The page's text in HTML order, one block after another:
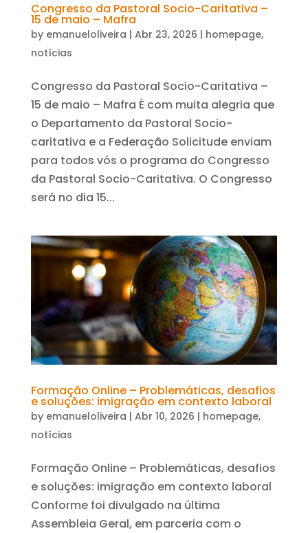
Congresso da Pastoral Socio-Caritativa –
15 de maio – Mafra
by emanueloliveira | Abr 23, 2026 | homepage,
notícias
Congresso da Pastoral Socio-Caritativa –
15 de maio – Mafra É com muita alegria que
o Departamento da Pastoral Socio-
caritativa e a Federação Solicitude enviam
para todos vós o programa do Congresso
da Pastoral Socio-Caritativa. O Congresso
será no dia 15...
Formação Online – Problemáticas, desafios
e soluções: imigração em contexto laboral
by emanueloliveira | Abr 10, 2026 | homepage,
notícias
Formação Online – Problemáticas, desafios
e soluções: imigração em contexto laboral
Conforme foi divulgado na última
Assembleia Geral, em parceria com o